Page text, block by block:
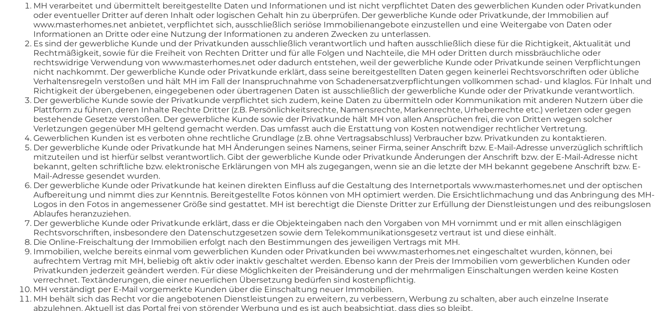
MH verarbeitet und übermittelt bereitgestellte Daten und Informationen und ist nicht verpflichtet Daten des gewerblichen Kunden oder Privatkunden
oder eventueller Dritter auf deren Inhalt oder logischen Gehalt hin zu überprüfen. Der gewerbliche Kunde oder Privatkunde, der Immobilien auf
www.masterhomes.net anbietet, verpflichtet sich, ausschließlich seriöse Immobilienangebote einzustellen und eine Weitergabe von Daten oder
Informationen an Dritte oder eine Nutzung der Informationen zu anderen Zwecken zu unterlassen.
Es sind der gewerbliche Kunde und der Privatkunden ausschließlich verantwortlich und haften ausschließlich diese für die Richtigkeit, Aktualität und
Rechtmäßigkeit, sowie für die Freiheit von Rechten Dritter und für alle Folgen und Nachteile, die MH oder Dritten durch missbräuchliche oder
rechtswidrige Verwendung von www.masterhomes.net oder dadurch entstehen, weil der gewerbliche Kunde oder Privatkunde seinen Verpflichtungen
nicht nachkommt. Der gewerbliche Kunde oder Privatkunde erklärt, dass seine bereitgestellten Daten gegen keinerlei Rechtsvorschriften oder übliche
Verhaltensregeln verstoßen und hält MH im Fall der Inanspruchnahme von Schadenersatzverpflichtungen vollkommen schad- und klaglos. Für Inhalt und
Richtigkeit der übergebenen, eingegebenen oder übertragenen Daten ist ausschließlich der gewerbliche Kunde oder der Privatkunde verantwortlich.
Der gewerbliche Kunde sowie der Privatkunde verpflichtet sich zudem, keine Daten zu übermitteln oder Kommunikation mit anderen Nutzern über die
Plattform zu führen, deren Inhalte Rechte Dritter (z.B. Persönlichkeitsrechte, Namensrechte, Markenrechte, Urheberrechte etc.) verletzen oder gegen
bestehende Gesetze verstoßen. Der gewerbliche Kunde sowie der Privatkunde hält MH von allen Ansprüchen frei, die von Dritten wegen solcher
Verletzungen gegenüber MH geltend gemacht werden. Das umfasst auch die Erstattung von Kosten notwendiger rechtlicher Vertretung.
Gewerblichen Kunden ist es verboten ohne rechtliche Grundlage (z.B. ohne Vertragsabschluss) Verbraucher bzw. Privatkunden zu kontaktieren.
Der gewerbliche Kunde oder Privatkunde hat MH Änderungen seines Namens, seiner Firma, seiner Anschrift bzw. E-Mail-Adresse unverzüglich schriftlich
mitzuteilen und ist hierfür selbst verantwortlich. Gibt der gewerbliche Kunde oder Privatkunde Änderungen der Anschrift bzw. der E-Mail-Adresse nicht
bekannt, gelten schriftliche bzw. elektronische Erklärungen von MH als zugegangen, wenn sie an die letzte der MH bekannt gegebene Anschrift bzw. E-
Mail-Adresse gesendet wurden.
Der gewerbliche Kunde oder Privatkunde hat keinen direkten Einfluss auf die Gestaltung des Internetportals www.masterhomes.net und der optischen
Aufbereitung und nimmt dies zur Kenntnis. Bereitgestellte Fotos können von MH optimiert werden. Die Ersichtlichmachung und das Anbringung des MH-
Logos in den Fotos in angemessener Größe sind gestattet. MH ist berechtigt die Dienste Dritter zur Erfüllung der Dienstleistungen und des reibungslosen
Ablaufes heranzuziehen.
Der gewerbliche Kunde oder Privatkunde erklärt, dass er die Objekteingaben nach den Vorgaben von MH vornimmt und er mit allen einschlägigen
Rechtsvorschriften, insbesondere den Datenschutzgesetzen sowie dem Telekommunikationsgesetz vertraut ist und diese einhält.
Die Online-Freischaltung der Immobilien erfolgt nach den Bestimmungen des jeweiligen Vertrags mit MH.
Immobilien, welche bereits einmal vom gewerblichen Kunden oder Privatkunden bei www.masterhomes.net eingeschaltet wurden, können, bei
aufrechtem Vertrag mit MH, beliebig oft aktiv oder inaktiv geschaltet werden. Ebenso kann der Preis der Immobilien vom gewerblichen Kunden oder
Privatkunden jederzeit geändert werden. Für diese Möglichkeiten der Preisänderung und der mehrmaligen Einschaltungen werden keine Kosten
verrechnet. Textänderungen, die einer neuerlichen Übersetzung bedürfen sind kostenpflichtig.
MH verständigt per E-Mail vorgemerkte Kunden über die Einschaltung neuer Immobilien.
MH behält sich das Recht vor die angebotenen Dienstleistungen zu erweitern, zu verbessern, Werbung zu schalten, aber auch einzelne Inserate
abzulehnen. Aktuell ist das Portal frei von störender Werbung und es ist auch beabsichtigt, dass dies so bleibt.